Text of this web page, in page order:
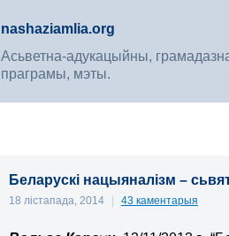
nashaziamlia.org
Асьветна-адукацыйны,
праграмы, мэты.
Беларускі нацыяналізм –
18 лістапада, 2014 | 43 каментарыя